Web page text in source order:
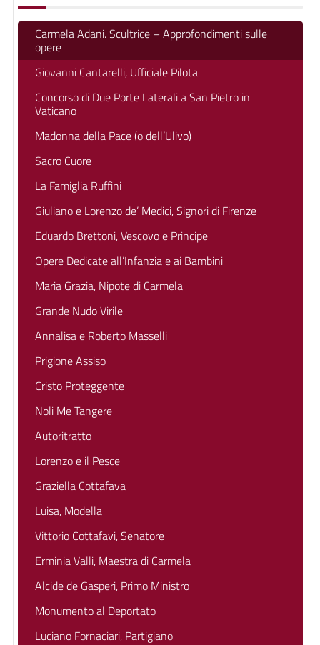
Carmela Adani. Scultrice – Approfondimenti sulle
opere
Giovanni Cantarelli, Ufficiale Pilota
Concorso di Due Porte Laterali a San Pietro in
Vaticano
Madonna della Pace (o dell’Ulivo)
Sacro Cuore
La Famiglia Ruffini
Giuliano e Lorenzo de’ Medici, Signori di Firenze
Eduardo Brettoni, Vescovo e Principe
Opere Dedicate all’Infanzia e ai Bambini
Maria Grazia, Nipote di Carmela
Grande Nudo Virile
Annalisa e Roberto Masselli
Prigione Assiso
Cristo Proteggente
Noli Me Tangere
Autoritratto
Lorenzo e il Pesce
Graziella Cottafava
Luisa, Modella
Vittorio Cottafavi, Senatore
Erminia Valli, Maestra di Carmela
Alcide de Gasperi, Primo Ministro
Monumento al Deportato
Luciano Fornaciari, Partigiano